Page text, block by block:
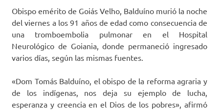
Obispo emérito de Goiás Velho, Balduíno murió la noche
del viernes a los 91 años de edad como consecuencia de
una tromboembolia pulmonar en el Hospital
Neurológico de Goiania, donde permaneció ingresado
varios días, según las mismas fuentes.
«Dom Tomás Balduíno, el obispo de la reforma agraria y
de los indígenas, nos deja su ejemplo de lucha,
esperanza y creencia en el Dios de los pobres», afirmó